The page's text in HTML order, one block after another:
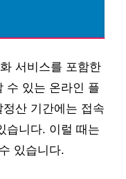
서비스를 포함한
수 있는 온라인 플
산 기간에는 접속
습니다. 이럴 때는
있습니다.